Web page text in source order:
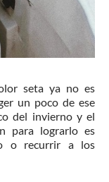
seta ya no es
un poco de ese
del invierno y el
para lograrlo es
o recurrir a los